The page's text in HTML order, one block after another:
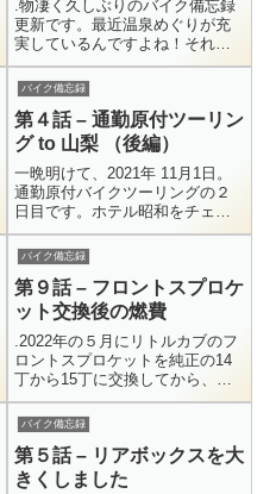
.物凄く久しぶりのバイク備忘録
更新です。最近温泉めぐりが充
実しているんですよね！それも
これも、普通二輪免許を取って
ST250を買ったお陰です。なの
で、バイクについて書くネタは
沢山あ...
バイク備忘録
第４話 – 通勤原付ツーリン
グ to 山梨 （後編）
一晩明けて、2021年 11月1日。
通勤原付バイクツーリングの２
日目です。ホテル昭和をチェッ
クアウトした変なオッサン３人
組。まず最初に向かったのは精
進湖の他手合浜です。約30キロ
ほ...
バイク備忘録
第９話 – フロントスプロケ
ット交換後の燃費
.2022年の５月にリトルカブのフ
ロントスプロケットを純正の14
丁から15丁に交換してから、そ
ろそろ２年になろうとしていま
す。交換した時の様子はこちら
↓.交換したユーザーの感想を...
バイク備忘録
第５話 – リアボックスを大
きくしました